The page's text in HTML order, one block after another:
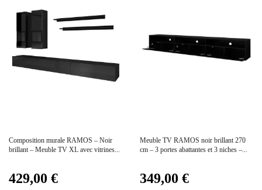
Dimensions
Empilable Non Empilable
Entretien
Facile d'entretien avec un
Composition murale RAMOS – Noir
brillant – Meuble TV XL avec vitrines...
429,00 €
Meuble TV RAMOS noir brillant 270
cm – 3 portes abattantes et 3 niches –...
349,00 €